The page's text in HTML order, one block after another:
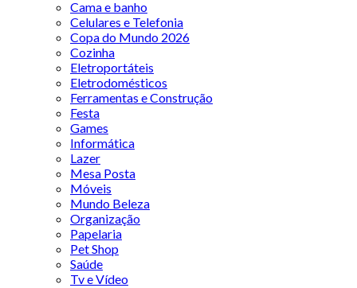
Cama e banho
Celulares e Telefonia
Copa do Mundo 2026
Cozinha
Eletroportáteis
Eletrodomésticos
Ferramentas e Construção
Festa
Games
Informática
Lazer
Mesa Posta
Móveis
Mundo Beleza
Organização
Papelaria
Pet Shop
Saúde
Tv e Vídeo